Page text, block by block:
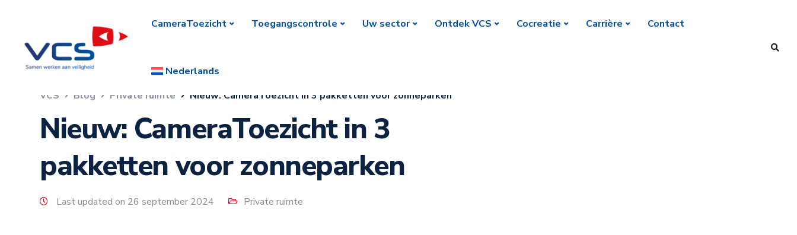
CameraToezicht Toegangscontrole Uw sector Ontdek VCS Cocreatie Carrière Contact
Nederlands
VCS
Blog Private ruimte Nieuw: CameraToezicht in 3 pakketten voor zonneparken
Nieuw: CameraToezicht in 3
pakketten voor zonneparken
Last updated on 26 september 2024 Private ruimte